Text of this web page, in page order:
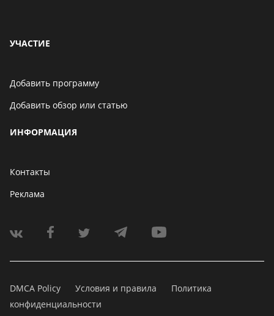
УЧАСТИЕ
Добавить программу
Добавить обзор или статью
ИНФОРМАЦИЯ
Контакты
Реклама
DMCA Policy Условия и правила
Политика
конфиденциальности